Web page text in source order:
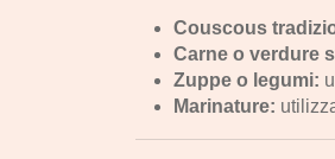
Couscous
Carne o verdure
Zuppe o legumi:
Marinature: